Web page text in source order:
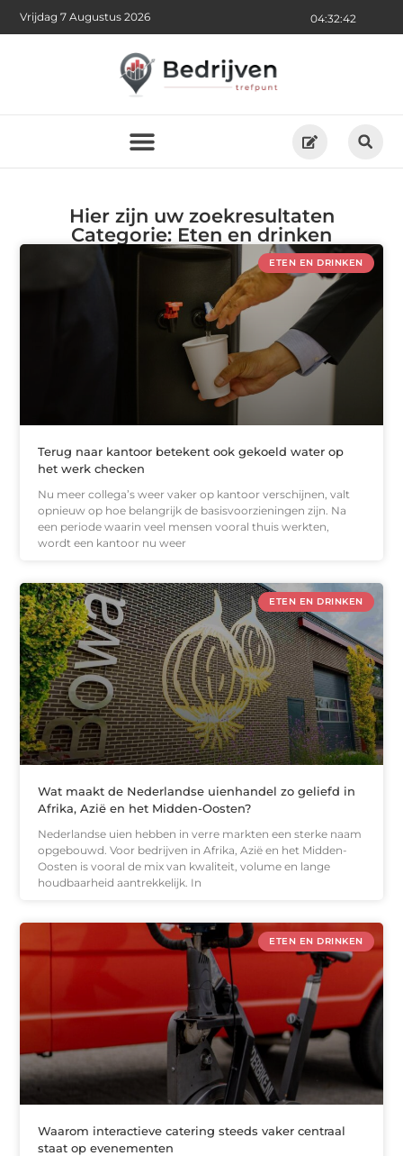
04:32:45
Vrijdag 7 Augustus 2026
Hier zijn uw zoekresultaten
Categorie: Eten en drinken
ETEN EN DRINKEN
Terug naar kantoor betekent ook gekoeld water op
het werk checken
Nu meer collega’s weer vaker op kantoor verschijnen, valt
opnieuw op hoe belangrijk de basisvoorzieningen zijn. Na
een periode waarin veel mensen vooral thuis werkten,
wordt een kantoor nu weer
ETEN EN DRINKEN
Wat maakt de Nederlandse uienhandel zo geliefd in
Afrika, Azië en het Midden-Oosten?
Nederlandse uien hebben in verre markten een sterke naam
opgebouwd. Voor bedrijven in Afrika, Azië en het Midden-
Oosten is vooral de mix van kwaliteit, volume en lange
houdbaarheid aantrekkelijk. In
ETEN EN DRINKEN
Waarom interactieve catering steeds vaker centraal
staat op evenementen